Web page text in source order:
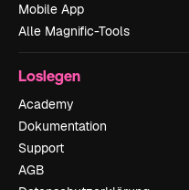
Mobile App
Alle Magnific-Tools
Loslegen
Academy
Dokumentation
Support
AGB